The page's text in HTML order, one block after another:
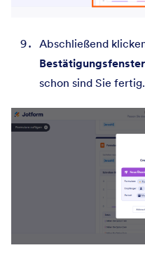
Abschließend
Bestätigungsfenster
schon sind Sie fertig.